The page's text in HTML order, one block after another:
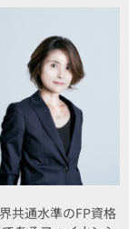
共通水準のFP資格